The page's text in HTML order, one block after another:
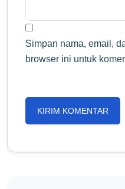
Simpan nama, email,
browser ini untuk